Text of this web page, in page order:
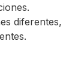
diferentes,